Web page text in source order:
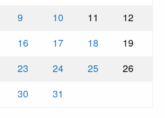
9 10 11
12
16 17 18
19
23 24 25
26
30 31